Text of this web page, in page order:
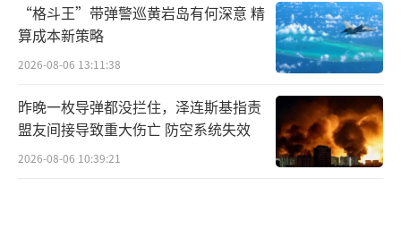
“格斗王”带弹警巡黄岩岛有何深意 精
算成本新策略
2026-08-06 13:11:38
昨晚一枚导弹都没拦住，泽连斯基指责
盟友间接导致重大伤亡 防空系统失效
2026-08-06 10:39:21